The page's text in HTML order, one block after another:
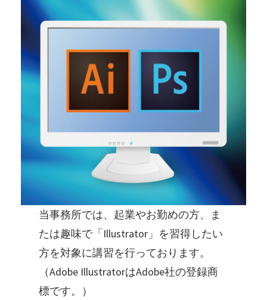
当事務所では、起業やお勤めの方、ま
たは趣味で「Illustrator」を習得したい
方を対象に講習を行っております。
（Adobe IllustratorはAdobe社の登録商
標です。）